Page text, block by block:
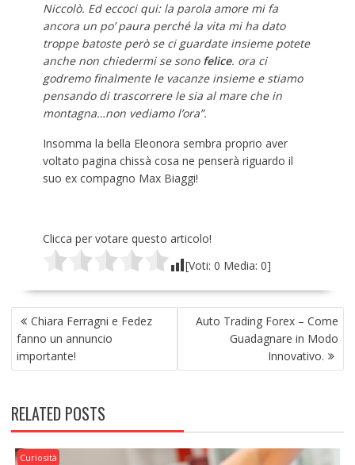
Niccolò. Ed eccoci qui: la parola amore mi fa
ancora un po’ paura perché la vita mi ha dato
troppe batoste però se ci guardate insieme potete
anche non chiedermi se sono felice. ora ci
godremo finalmente le vacanze insieme e stiamo
pensando di trascorrere le sia al mare che in
montagna…non vediamo l’ora”.
Insomma la bella Eleonora sembra proprio aver
voltato pagina chissà cosa ne penserà riguardo il
suo ex compagno Max Biaggi!
Clicca per votare questo articolo!
[Voti: 0 Media: 0]
NAVIGAZIONE
ARTICOLI
Chiara Ferragni e Fedez
fanno un annuncio
importante!
Auto Trading Forex – Come
Guadagnare in Modo
Innovativo.
RELATED POSTS
Curiosità